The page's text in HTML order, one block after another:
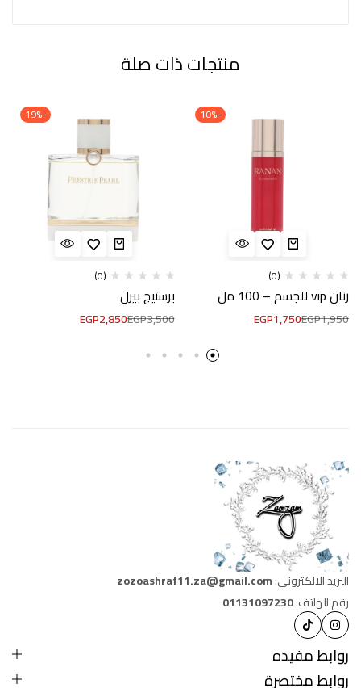
منتجات ذات صلة
-10%
(0)
رنان vip للجسم – 100 مل
EGP1,950
EGP1,750
-19%
(0)
برستيج بيرل
EGP3,500
EGP2,850
البريد الالكتروني:zozoashraf11.za@gmail.com
رقم الهاتف:01131097230
روابط مفيده
روابط مختصرة